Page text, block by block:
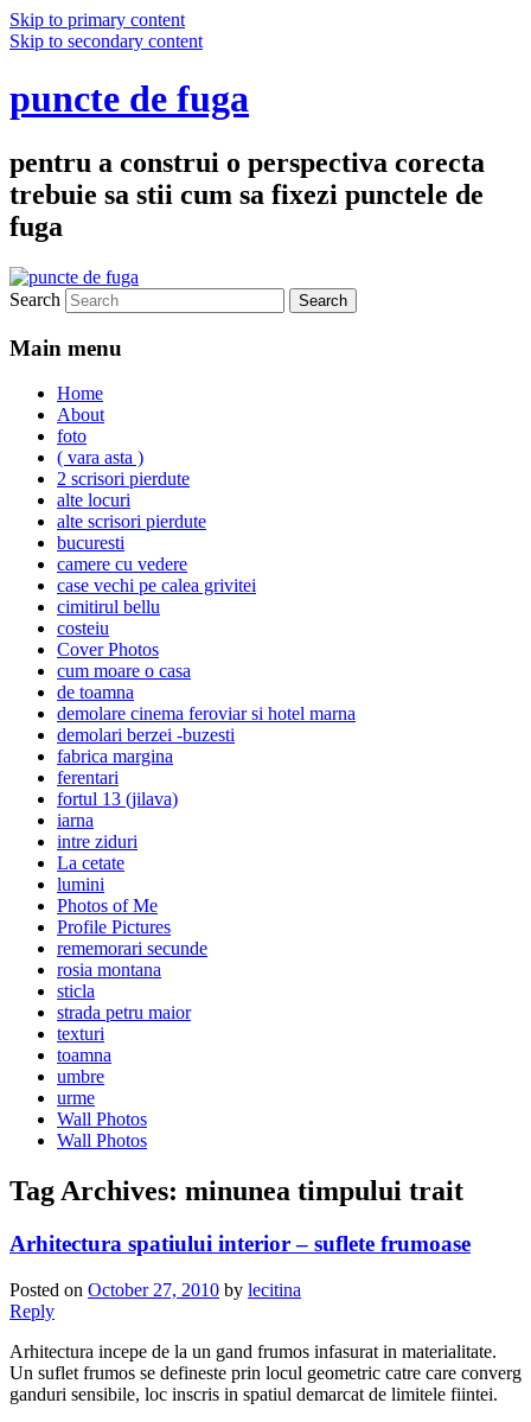
Skip to primary content
Skip to secondary content
puncte de fuga
pentru a construi o perspectiva corecta
trebuie sa stii cum sa fixezi punctele de
fuga
Search
Main menu
Home
About
foto
( vara asta )
2 scrisori pierdute
alte locuri
alte scrisori pierdute
bucuresti
camere cu vedere
case vechi pe calea grivitei
cimitirul bellu
costeiu
Cover Photos
cum moare o casa
de toamna
demolare cinema feroviar si hotel marna
demolari berzei -buzesti
fabrica margina
ferentari
fortul 13 (jilava)
iarna
intre ziduri
La cetate
lumini
Photos of Me
Profile Pictures
rememorari secunde
rosia montana
sticla
strada petru maior
texturi
toamna
umbre
urme
Wall Photos
Wall Photos
Tag Archives: minunea timpului trait
Arhitectura spatiului interior – suflete frumoase
Posted on October 27, 2010 by lecitina
Reply
Arhitectura incepe de la un gand frumos infasurat in materialitate.
Un suflet frumos se defineste prin locul geometric catre care converg
ganduri sensibile, loc inscris in spatiul demarcat de limitele fiintei.